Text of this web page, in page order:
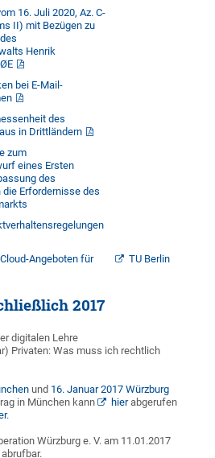
16. Juli 2020, Az. C-
II) mit Bezügen zu
Henrik
bei E-Mail-
des
in Drittländern
zum
eines Ersten
des
die Erfordernisse des
Angeboten für
TU Berlin
2017
digitalen Lehre
Privaten: Was muss ich rechtlich
und 16. Januar 2017 Würzburg
in München kann
hierabgerufen
.
Würzburg e. V. am 11.01.2017
abrufbar.